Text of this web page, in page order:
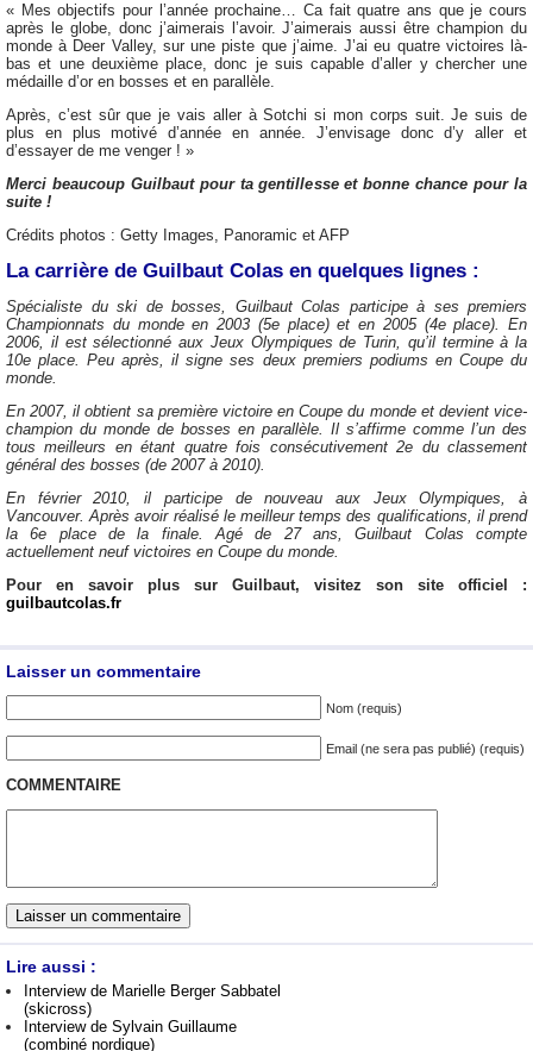
« Mes objectifs pour l’année prochaine… Ca fait quatre ans que je cours
après le globe, donc j’aimerais l’avoir. J’aimerais aussi être champion du
monde à Deer Valley, sur une piste que j’aime. J’ai eu quatre victoires là-
bas et une deuxième place, donc je suis capable d’aller y chercher une
médaille d’or en bosses et en parallèle.
Après, c’est sûr que je vais aller à Sotchi si mon corps suit. Je suis de
plus en plus motivé d’année en année. J’envisage donc d’y aller et
d’essayer de me venger ! »
Merci beaucoup Guilbaut pour ta gentillesse et bonne chance pour la
suite !
Crédits photos : Getty Images, Panoramic et AFP
La carrière de Guilbaut Colas en quelques lignes :
Spécialiste du ski de bosses, Guilbaut Colas participe à ses premiers
Championnats du monde en 2003 (5e place) et en 2005 (4e place). En
2006, il est sélectionné aux Jeux Olympiques de Turin, qu’il termine à la
10e place. Peu après, il signe ses deux premiers podiums en Coupe du
monde.
En 2007, il obtient sa première victoire en Coupe du monde et devient vice-
champion du monde de bosses en parallèle. Il s’affirme comme l’un des
tous meilleurs en étant quatre fois consécutivement 2e du classement
général des bosses (de 2007 à 2010).
En février 2010, il participe de nouveau aux Jeux Olympiques, à
Vancouver. Après avoir réalisé le meilleur temps des qualifications, il prend
la 6e place de la finale. Agé de 27 ans, Guilbaut Colas compte
actuellement neuf victoires en Coupe du monde.
Pour en savoir plus sur Guilbaut, visitez son site officiel :
guilbautcolas.fr
Laisser un commentaire
Nom (requis)
Email (ne sera pas publié) (requis)
COMMENTAIRE
Lire aussi :
Interview de Marielle Berger Sabbatel
(skicross)
Interview de Sylvain Guillaume
(combiné nordique)